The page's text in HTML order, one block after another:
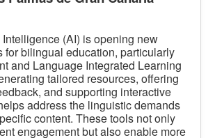
(AI) is opening new
for bilingual education, particularly
and Language Integrated Learning
tailored resources, offering
and supporting interactive
address the linguistic demands
content. These tools not only
engagement but also enable more